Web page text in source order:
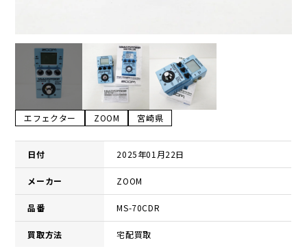
エフェクター ZOOM 宮崎県
日付 2025年01月22日
メーカー ZOOM
品番 MS-70CDR
買取方法 宅配買取